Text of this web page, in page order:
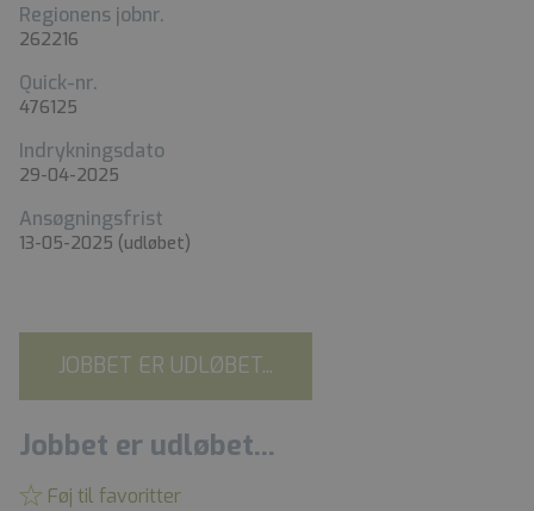
Regionens jobnr.
262216
Quick-nr.
476125
Indrykningsdato
29-04-2025
Ansøgningsfrist
13-05-2025 (udløbet)
JOBBET ER UDLØBET...
Jobbet er udløbet...
Føj til favoritter